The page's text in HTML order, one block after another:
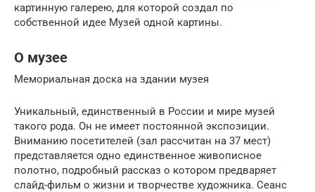
картинную галерею, для которой создал по
собственной идее Музей одной картины.
О музее
Мемориальная доска на здании музея
Уникальный, единственный в России и мире музей
такого рода. Он не имеет постоянной экспозиции.
Вниманию посетителей (зал рассчитан на 37 мест)
представляется одно единственное живописное
полотно, подробный рассказ о котором предваряет
слайд-фильм о жизни и творчестве художника. Сеанс